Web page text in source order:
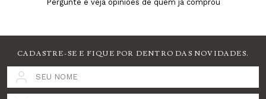
Pergunte e veja opiniões de quem já comprou
CADASTRE-SE E FIQUE POR DENTRO DAS NOVIDADES.
SEU NOME